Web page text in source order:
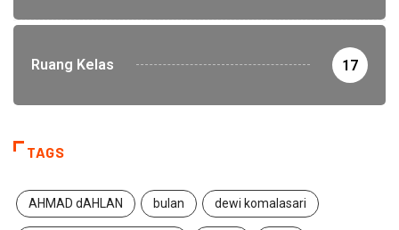
Ruang Kelas 17
TAGS
AHMAD dAHLAN bulan dewi komalasari